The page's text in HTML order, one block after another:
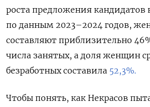
роста предложения кандидатов
по данным 2023–2024 годов,
составляют приблизительно
числа занятых, а доля женщин
безработных составила 52,3%.
Чтобы понять, как Некрасов